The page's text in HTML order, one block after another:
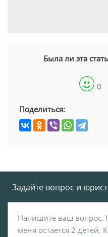
Была ли эта
0
Поделиться:
Задайте вопрос и